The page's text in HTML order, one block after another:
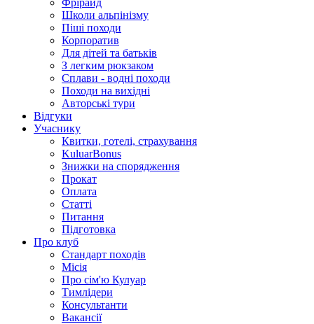
Фрірайд
Школи альпінізму
Піші походи
Корпоратив
Для дітей та батьків
З легким рюкзаком
Сплави - водні походи
Походи на вихідні
Авторські тури
Відгуки
Учаснику
Квитки, готелі, страхування
KuluarBonus
Знижки на спорядження
Прокат
Оплата
Статті
Питання
Підготовка
Про клуб
Стандарт походів
Місія
Про сім'ю Кулуар
Тимлідери
Консультанти
Вакансії